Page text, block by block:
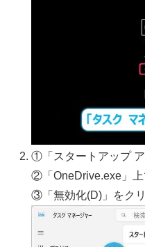
①「スタートアップ ア
②「OneDrive.exe」上
③「無効化(D)」をクリ